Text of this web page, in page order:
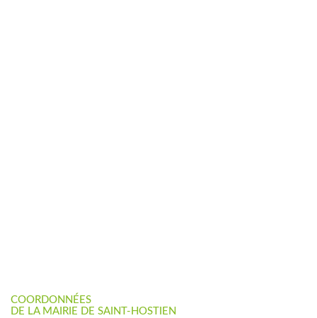
COORDONNÉES
DE LA MAIRIE DE SAINT-HOSTIEN